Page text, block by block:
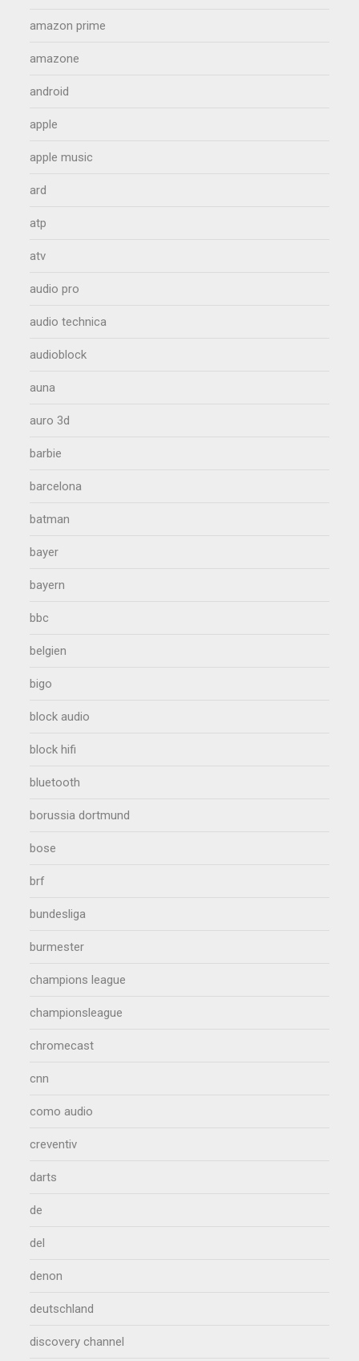
amazon prime
amazone
android
apple
apple music
ard
atp
atv
audio pro
audio technica
audioblock
auna
auro 3d
barbie
barcelona
batman
bayer
bayern
bbc
belgien
bigo
block audio
block hifi
bluetooth
borussia dortmund
bose
brf
bundesliga
burmester
champions league
championsleague
chromecast
cnn
como audio
creventiv
darts
de
del
denon
deutschland
discovery channel